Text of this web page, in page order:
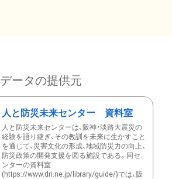
データの提供元
人と防災未来センター 資料室
人と防災未来センターは、阪神・淡路大震災の
経験を語り継ぎ、その教訓を未来に生かすこと
を通じて、災害文化の形成、地域防災力の向上、
防災政策の開発支援を図る施設である。同セ
ンターの資料室
(https://www.dri.ne.jp/library/guide/)では、阪